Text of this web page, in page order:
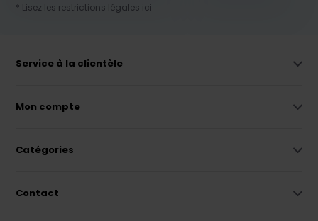
* Lisez les restrictions légales ici
Service à la clientèle
Mon compte
Catégories
Contact